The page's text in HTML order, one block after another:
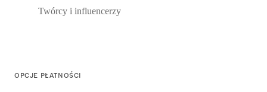
Twórcy i influencerzy
OPCJE PŁATNOŚCI